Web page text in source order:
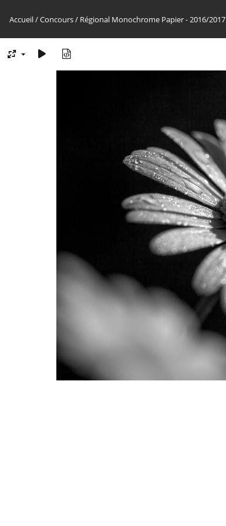
Accueil/Concours/ Régional Monochrome Papier - 2016/2017